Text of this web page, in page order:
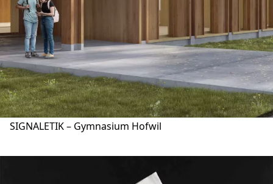
SIGNALETIK – Gymnasium Hofwil